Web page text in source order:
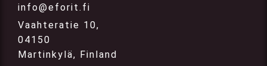
info@eforit.fi
Vaahteratie 10,
04150
Martinkylä, Finland